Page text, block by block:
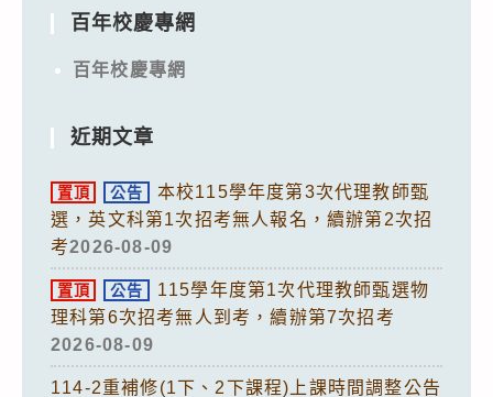
百年校慶專網
百年校慶專網
近期文章
置頂 公告
本校115學年度第3次代理教師甄
選，英文科第1次招考無人報名，續辦第2次招
考2026-08-09
置頂 公告
115學年度第1次代理教師甄選物
理科第6次招考無人到考，續辦第7次招考
2026-08-09
114-2重補修(1下、2下課程)上課時間調整公告